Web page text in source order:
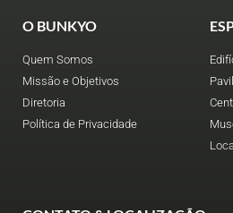
O BUNKYO
Quem Somos
Missão e Objetivos
Diretoria
Política de Privacidade